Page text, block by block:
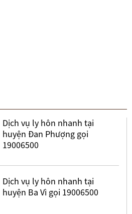
Dịch vụ ly hôn nhanh tại
huyện Đan Phượng gọi
19006500
Dịch vụ ly hôn nhanh tại
huyện Ba Vì gọi 19006500